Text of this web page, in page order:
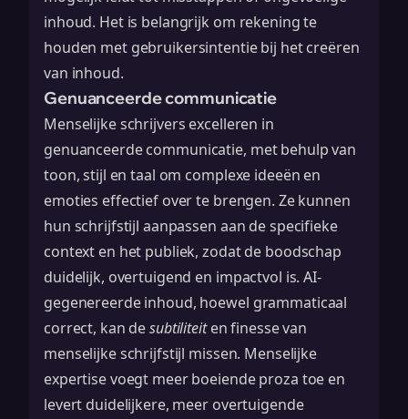
inhoud. Het is belangrijk om rekening te
houden met gebruikersintentiebij het creëren
van inhoud.
Genuanceerde communicatie
Menselijke schrijvers excelleren in
genuanceerde communicatie, met behulp van
toon, stijl en taal om complexe ideeën en
emoties effectief over te brengen. Ze kunnen
hun schrijfstijl aanpassen aan de specifieke
context en het publiek, zodat de boodschap
duidelijk, overtuigend en impactvol is. AI-
gegenereerde inhoud, hoewel grammaticaal
correct, kan desubtiliteiten finesse van
menselijke schrijfstijl missen. Menselijke
expertise voegt meer boeiende proza toe en
levert duidelijkere, meer overtuigende